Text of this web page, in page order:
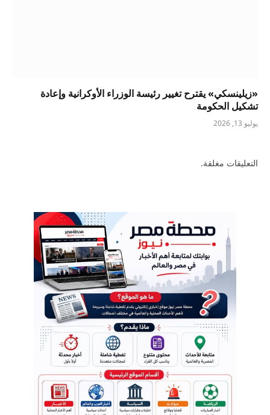
«زيلينسكي» يقترح تغيير رئيسة الوزراء الأوكرانية وإعادة
تشكيل الحكومة
يوليو 13, 2026
التعليقات مغلقة.